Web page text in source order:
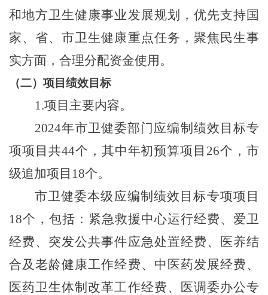
和地方卫生健康事业发展规划，优先支持国
家、省、市卫生健康重点任务，聚焦民生事
实方面，合理分配资金使用。
（二） 项目绩效目标
1.项目主要内容。
2024年市卫健委部门应编制绩效目标专
项项目共44个，其中年初预算项目 26个，市
级追加项目 18个。
市卫健委本级应编制绩效目标专项项目
18个，包括：紧急救援中心运行经费、爱卫
经费、突发公共事件应急处置经费、医养结
合及老龄健康工作经费、中医药发展经费、
医药卫生体制改革工作经费、医调委办公专